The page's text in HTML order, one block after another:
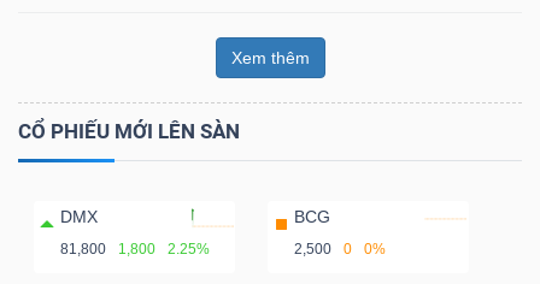
Xem thêm
CỔ PHIẾU MỚI LÊN SÀN
DMX
81,800 1,800 2.25%
BCG
2,500 0 0%